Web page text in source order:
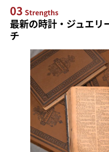
03 Strengths
最新の時計・ジュエリ
チ